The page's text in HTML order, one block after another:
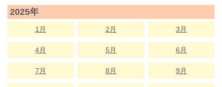
2025年
1月 2月 3月
4月 5月 6月
7月 8月 9月